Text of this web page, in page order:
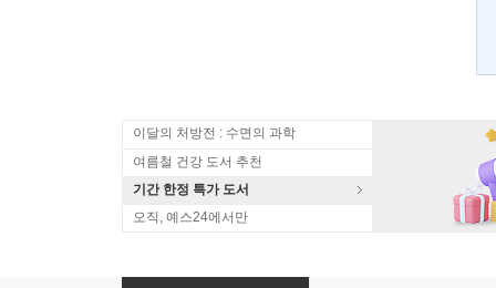
이달의 처방전 : 수면의 과학
여름철 건강 도서 추천
기간 한정 특가 도서
오직, 예스24에서만